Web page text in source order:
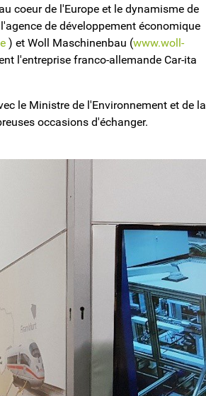
coeur de l'Europe et le dynamisme de
de développement économique
) et Woll Maschinenbau (www.woll-
l'entreprise franco-allemande Car-ita
le Ministre de l'Environnement et de la
occasions d'échanger.